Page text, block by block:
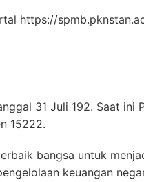
https://
31 Juli 192. Saat ini
15222.
bangsa untuk
keuangan